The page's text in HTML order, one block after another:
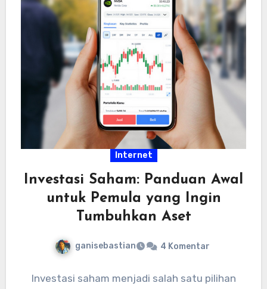
Internet
Investasi Saham: Panduan Awal
untuk Pemula yang Ingin
Tumbuhkan Aset
ganisebastian 4 Komentar
Investasi saham menjadi salah satu pilihan